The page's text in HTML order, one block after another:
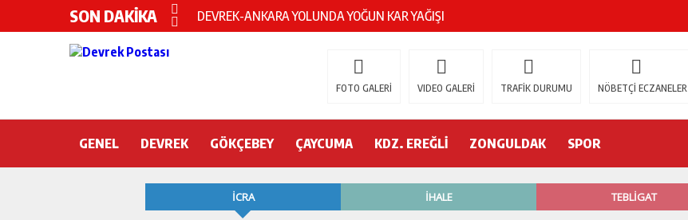
SON DAKİKA
Devrek KYK yurdunda intihar!
CHP’nin yeni genel başkanı Özgür Özel
DEVREK’TE YANGIN PANİĞİ
Devrek Engelsiz Yaşam Merkezi’nde neler oluyor?
FOTO GALERİ VIDEO GALERİ TRAFİK DURUMU NÖBETÇİ ECZANELER
GENEL DEVREK GÖKÇEBEY ÇAYCUMA KDZ. EREĞLİ ZONGULDAK SPOR